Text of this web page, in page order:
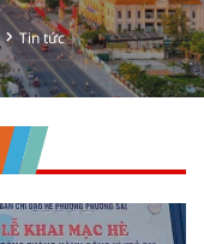
Tin tức